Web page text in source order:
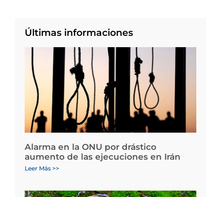
Últimas informaciones
Alarma en la ONU por drástico
aumento de las ejecuciones en Irán
Leer Más >>